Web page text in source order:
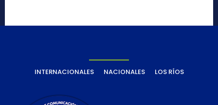
INTERNACIONALES NACIONALES LOS RÍOS